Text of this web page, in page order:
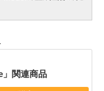
」関連商品